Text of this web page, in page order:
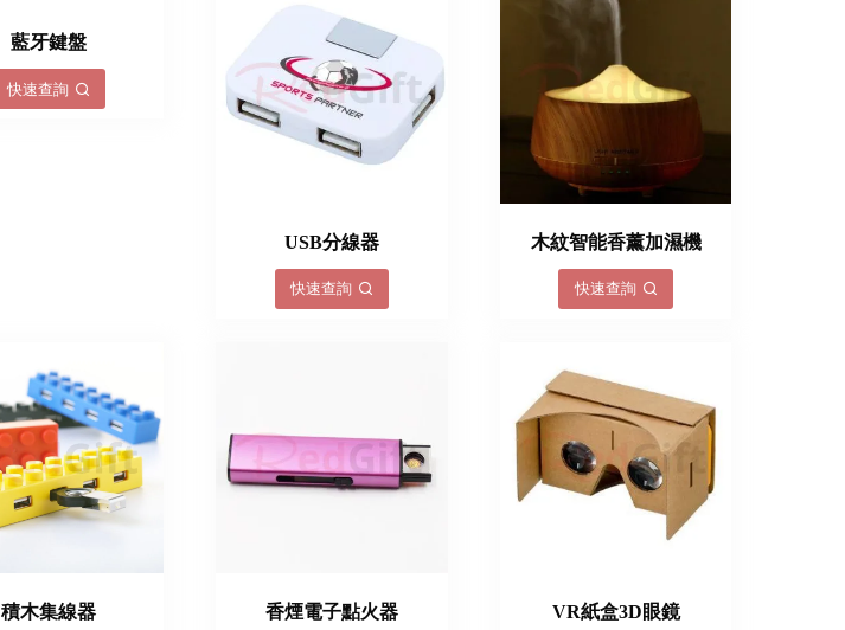
藍牙鍵盤
快速查詢
USB分線器
快速查詢
木紋智能香薰加濕機
快速查詢
積木集線器 香煙電子點火器 VR紙盒3D眼鏡